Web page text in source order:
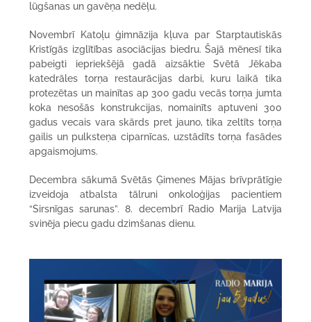
lūgšanas un gavēņa nedēļu.
Novembrī Katoļu ģimnāzija kļuva par Starptautiskās
Kristīgās izglītības asociācijas biedru. Šajā mēnesī tika
pabeigti iepriekšējā gadā aizsāktie Svētā Jēkaba
katedrāles torņa restaurācijas darbi, kuru laikā tika
protezētas un mainītas ap 300 gadu vecās torņa jumta
koka nesošās konstrukcijas, nomainīts aptuveni 300
gadus vecais vara skārds pret jauno, tika zeltīts torņa
gailis un pulksteņa ciparnīcas, uzstādīts torņa fasādes
apgaismojums.
Decembra sākumā Svētās Ģimenes Mājas brīvprātīgie
izveidoja atbalsta tālruni onkoloģijas pacientiem
“Sirsnīgas sarunas”. 8. decembrī Radio Marija Latvija
svinēja piecu gadu dzimšanas dienu.